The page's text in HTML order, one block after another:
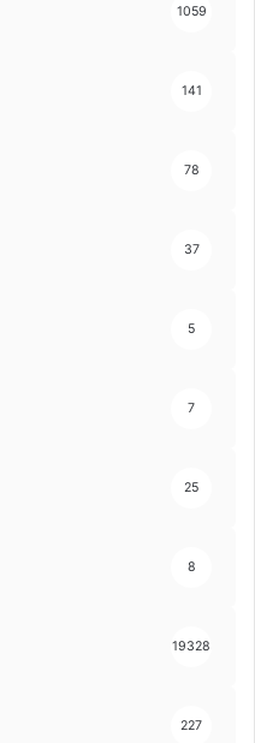
1059
141
78
37
5
7
25
8
19328
227